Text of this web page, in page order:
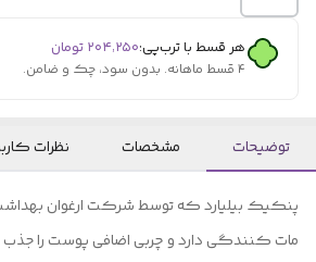
هر قسط با ترب‌پی:۲۰۴٬۲۵۰ تومان
۴ قسط ماهانه. بدون سود، چک و ضامن.
توضیحات مشخصات نظرات
پنکیک بیلیارد که توسط شرکت ارغوان
مات کنندگی دارد و چربی اضافی پوست را جذب